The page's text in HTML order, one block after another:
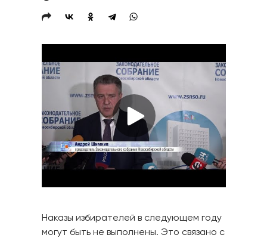
Наказы избирателей в следующем году
могут быть не выполнены. Это связано с